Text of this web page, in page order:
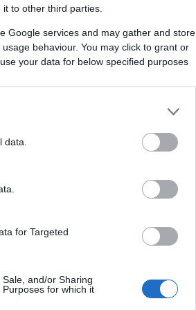
to other third parties.
Google services and may gather and store
behaviour. You may click to grant or
your data for below specified purposes
data.
for Targeted
and/or Sharing
for which it
egyaránt, ha a győri
szervezése